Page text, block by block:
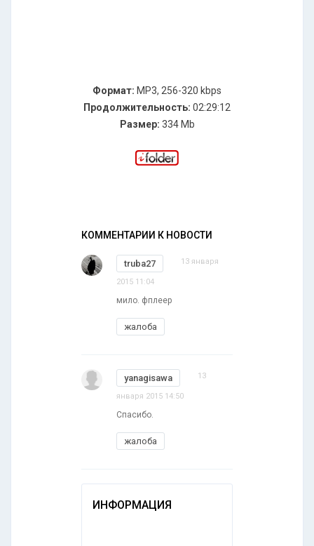
Формат: MP3, 256-320 kbps
Продолжительность: 02:29:12
Размер: 334 Mb
КОММЕНТАРИИ К НОВОСТИ
truba27 13 января
2015 11:04
мило. фплеер
жалоба
yanagisawa 13
января 2015 14:50
Спасибо.
жалоба
ИНФОРМАЦИЯ